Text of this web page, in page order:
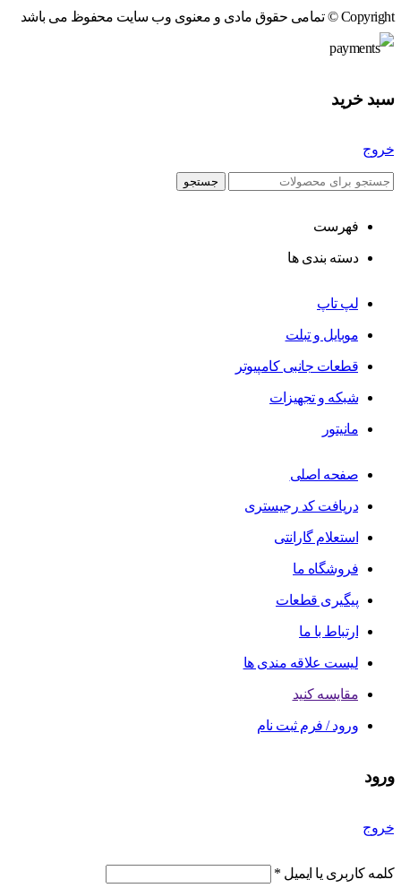
Copyright © تمامی حقوق مادی و معنوی وب سایت محفوظ می باشد
سبد خرید
خروج
جستجو
فهرست
دسته بندی ها
لپ تاپ
موبایل و تبلت
قطعات جانبی کامپیوتر
شبکه و تجهیزات
مانیتور
صفحه اصلی
دریافت کد رجیستری
استعلام گارانتی
فروشگاه ما
پیگیری قطعات
ارتباط با ما
لیست علاقه مندی ها
مقایسه کنید
ورود / فرم ثبت نام
ورود
خروج
کلمه کاربری یا ایمیل *